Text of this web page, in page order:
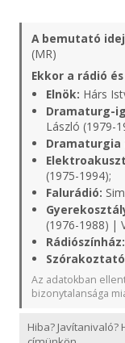
A bemutató
(MR)
Ekkor a rádió
Elnök: Hárs
Dramaturg-
László (1979-
Dramaturgia
(1975-1994);
Falurádió:
(1976-1988) |
Rádiószínház:
Az adatokban
bizonytalansága
Hiba?